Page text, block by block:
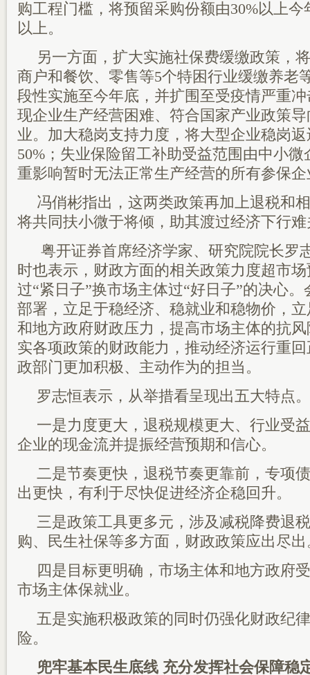
购工程门槛，将预留采购份额由30%以上今
以上。
另一方面，扩大实施社保费缓缴政策，
商户和餐饮、零售等5个特困行业缓缴养老
段性实施至今年底，并扩围至受疫情严重
现企业生产经营困难、符合国家产业政策
业。加大稳岗支持力度，将大型企业稳岗
50%；失业保险留工补助受益范围由中小
重影响暂时无法正常生产经营的所有参保
冯俏彬指出，这两类政策再加上退税和
将共同扶小微于将倾，助其渡过经济下行难
粤开证券首席经济学家、研究院院长罗
时也表示，财政方面的相关政策力度超市
过“紧日子”换市场主体过“好日子”的决心
部署，立足于稳经济、稳就业和稳物价，
和地方政府财政压力，提高市场主体的抗
实各项政策的财政能力，推动经济运行重
政部门更加积极、主动作为的担当。
罗志恒表示，从举措看呈现出五大特点。
一是力度更大，退税规模更大、行业受
企业的现金流并提振经营预期和信心。
二是节奏更快，退税节奏更靠前，专项
出更快，有利于尽快促进经济企稳回升。
三是政策工具更多元，涉及减税降费退
购、民生社保等多方面，财政政策应出尽出
四是目标更明确，市场主体和地方政府
市场主体保就业。
五是实施积极政策的同时仍强化财政纪
险。
兜牢基本民生底线 充分发挥社会保障